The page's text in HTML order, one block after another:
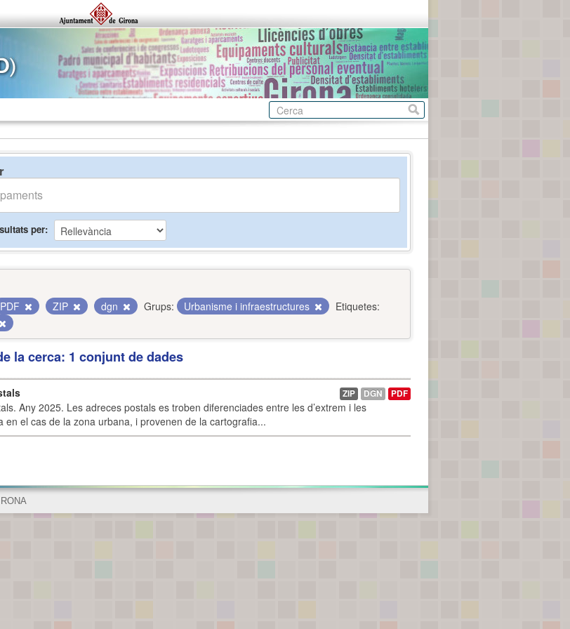
per
PDF ZIP dgn Grups: Urbanisme i infraestructures
Etiquetes:
la cerca: 1 conjunt de dades
Any 2025. Les adreces postals es troben diferenciades entre les d’extrem i les
en el cas de la zona urbana, i provenen de la cartografia...
ZIP DGN PDF